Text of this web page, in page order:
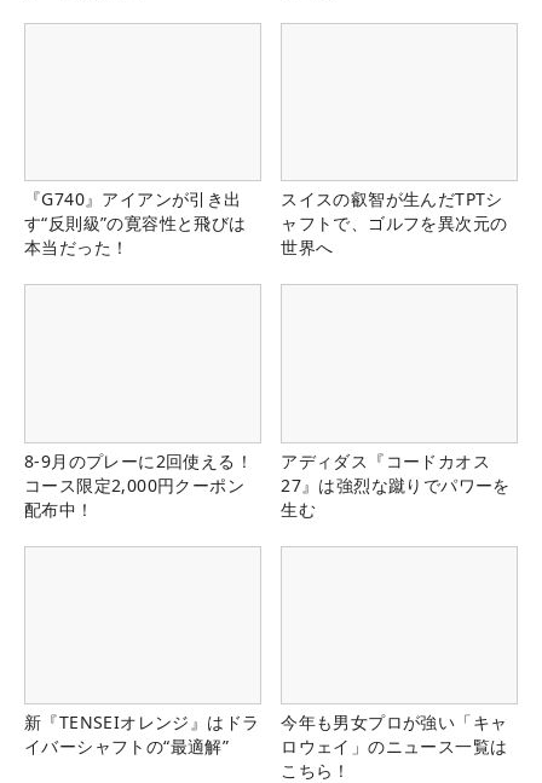
『G740』アイアンが引き出
す“反則級”の寛容性と飛びは
本当だった！
スイスの叡智が生んだTPTシ
ャフトで、ゴルフを異次元の
世界へ
8-9月のプレーに2回使える！
コース限定2,000円クーポン
配布中！
アディダス『コードカオス
27』は強烈な蹴りでパワーを
生む
新『TENSEIオレンジ』はドラ
イバーシャフトの“最適解”
今年も男女プロが強い「キャ
ロウェイ」のニュース一覧は
こちら！